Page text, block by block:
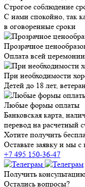
Строгое соблюдение
С нами спокойно, так
в оговоренные сроки
Прозрачное
Оплата всей
При необходимости
Детей до 18 лет,
Любые формы оплаты
Банковская карта,
перевод на расчетный
Хотите получить
Оставьте заявку и мы
+7 495 150-36-47
Получить
Остались вопросы?